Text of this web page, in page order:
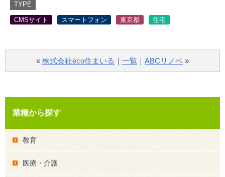
TYPE
CMSサイト スマートフォン 東京都 住宅
« 株式会社eco住まいる ｜ 一覧 ｜ ABCリノベ »
業種から探す
教育
医療・介護